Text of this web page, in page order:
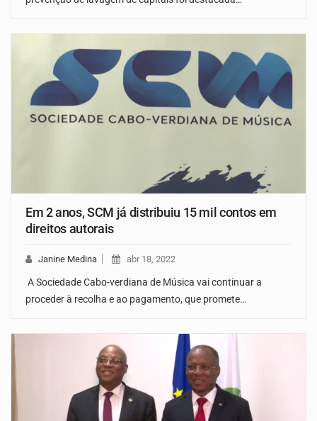
Em 2 anos, SCM já distribuiu 15 mil contos em
direitos autorais
Janine Medina abr 18, 2022
A Sociedade Cabo-verdiana de Música vai continuar a
proceder à recolha e ao pagamento, que promete…